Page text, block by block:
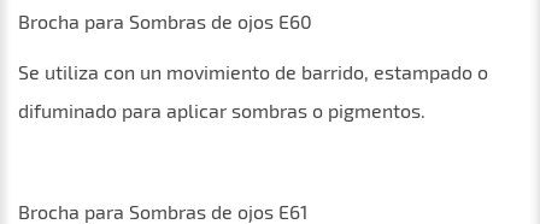
Brocha para Sombras de ojos E60
Se utiliza con un movimiento de barrido, estampado o
difuminado para aplicar sombras o pigmentos.
Brocha para Sombras de ojos E61